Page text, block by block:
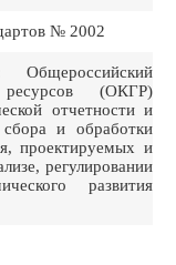
№ 2002
Общероссийский
ресурсов (ОКГР)
отчетности и
сбора и обработки
проектируемых и
регулировании
развития